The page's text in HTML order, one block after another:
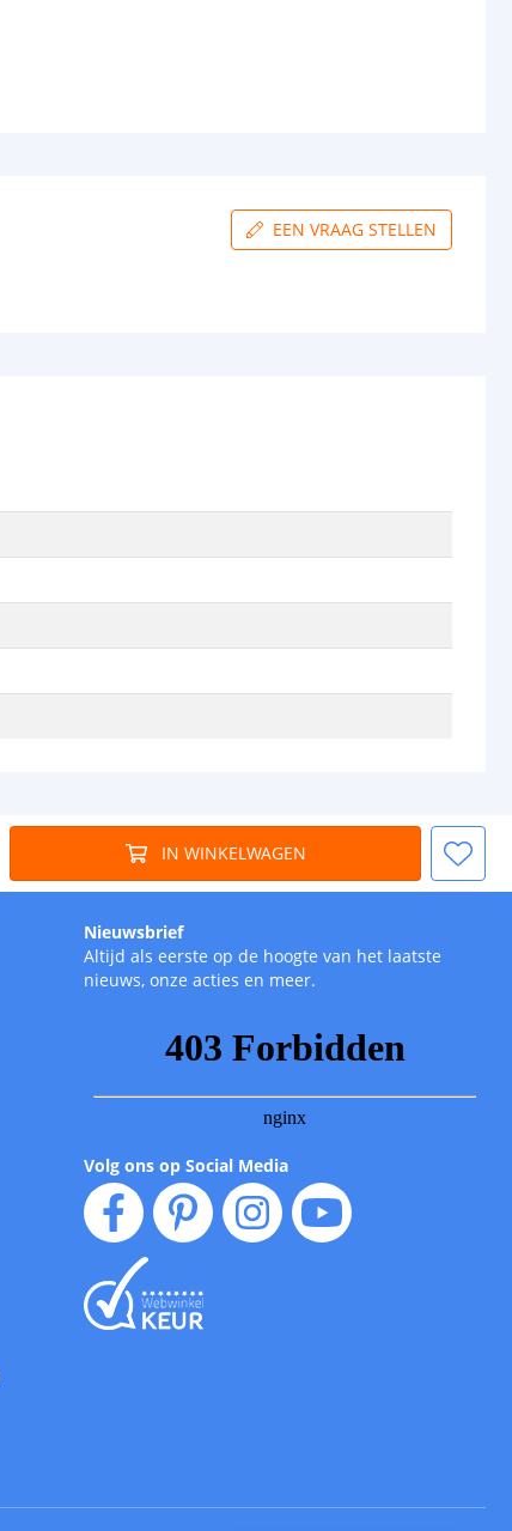
EEN VRAAG STELLEN
IN WINKELWAGEN
Nieuwsbrief
Altijd als eerste op de hoogte van het laatste
nieuws, onze acties en meer.
Volg ons op Social Media